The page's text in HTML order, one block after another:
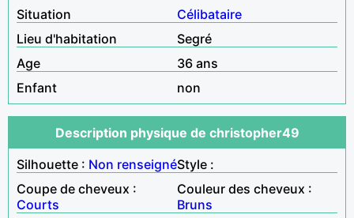
Situation
Célibataire
Lieu d'habitation
Segré
Age
36 ans
Enfant
non
Description physique de christopher49
Silhouette : Non renseignéStyle :
Coupe de cheveux :
Courts
Couleur des cheveux :
Bruns